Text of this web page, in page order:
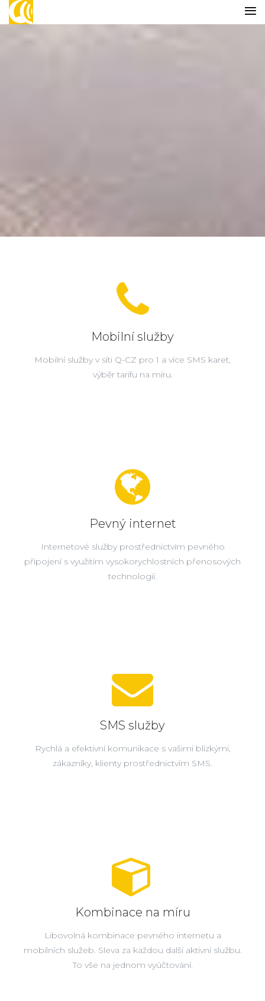
Mobilní služby
Mobilní služby v síti Q-CZ pro 1 a více SMS karet,
výběr tarifu na míru.
Pevný internet
Internetové služby prostřednictvím pevného
připojení s využitím vysokorychlostních přenosových
technologií.
SMS služby
Rychlá a efektivní komunikace s vašimi blízkými,
zákazníky, klienty prostřednictvím SMS.
Kombinace na míru
Libovolná kombinace pevného internetu a
mobilních služeb. Sleva za každou další aktivní službu.
To vše na jednom vyúčtování.